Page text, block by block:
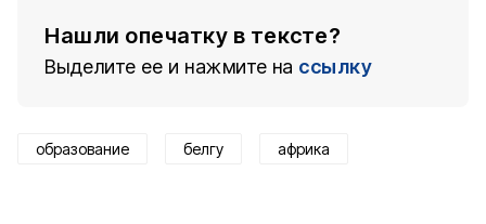
Нашли опечатку в тексте?
Выделите ее и нажмите на ссылку
образование белгу африка